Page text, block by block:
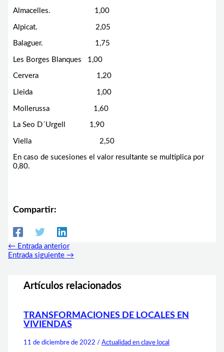
Almacelles. 1,00
Alpicat. 2,05
Balaguer. 1,75
Les Borges Blanques 1,00
Cervera 1,20
Lleida 1,00
Mollerussa 1,60
La Seo D´Urgell 1,90
Viella 2,50
En caso de sucesiones el valor resultante se multiplica por
0,80.
Compartir:
← Entrada anterior
Entrada siguiente →
Artículos relacionados
TRANSFORMACIONES DE LOCALES EN
VIVIENDAS
11 de diciembre de 2022 /Actualidad en clave local